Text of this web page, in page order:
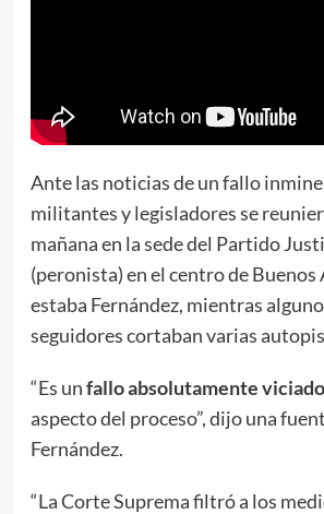
Ante las noticias de un fallo
militantes y legisladores se
mañana en la sede del Partido
(peronista) en el centro de Buenos
estaba Fernández, mientras
seguidores cortaban varias
“Es unfallo absolutamente viciado
aspecto del proceso”, dijo una
Fernández.
“La Corte Suprema filtró a los